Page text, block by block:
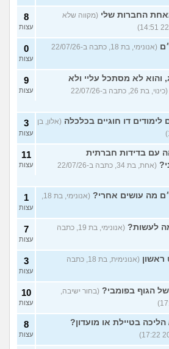
החברות שלי (מקווה שלא
8
עצות
(אנונימי, בת 18, כתבה ב-22/07/26
0
עצות
והוא לא מסתכל עליי ולא
(כינוי, בת 26, כתבה ב-22/07/26
9
עצות
דו חוגיים בכלכלה (אלון, בן
3
עצות
עם בדידות חברתית
(אחת, בת 34, כתבה ב-22/07/26
11
עצות
מה עושים אחרי?
(אנונימי, בת 18,
1
עצות
מה לעשות?
(אנונימי, בת 19, כתבה
7
עצות
ראשון
(אנונימית, בת 18, כתבה
3
עצות
הגוף בפומבי? (בחור ישיבה,
10
עצות
בטיילת או מועדון? 8
עצות